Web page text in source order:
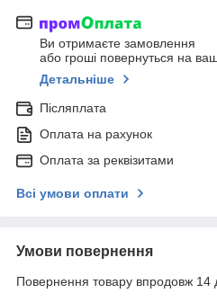
Ви отримаєте замовлення
або гроші повернуться на
Детальніше
Післяплата
Оплата на рахунок
Оплата за реквізитами
Всі умови оплати
Умови повернення
Повернення товару впродовж 14